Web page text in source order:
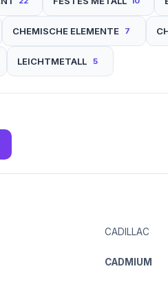
CHEMISCHE ELEMENTE 7
LEICHTMETALL 5
CADILLAC
CADMIUM